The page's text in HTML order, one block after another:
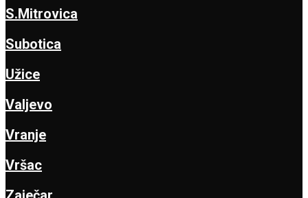
S.Mitrovica
Subotica
Užice
Valjevo
Vranje
Vršac